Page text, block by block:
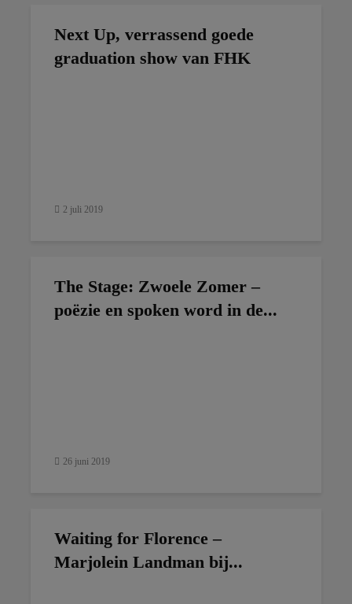
Next Up, verrassend goede
graduation show van FHK
2 juli 2019
The Stage: Zwoele Zomer –
poëzie en spoken word in de...
26 juni 2019
Waiting for Florence –
Marjolein Landman bij...